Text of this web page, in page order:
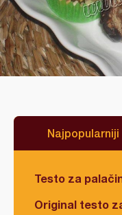
Najpopularniji
Testo za
Original testo